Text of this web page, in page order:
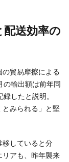
貿易摩擦による
の輸出額は前年同
したと説明。
とみられる」と堅
移していると分
アも、昨年襲来